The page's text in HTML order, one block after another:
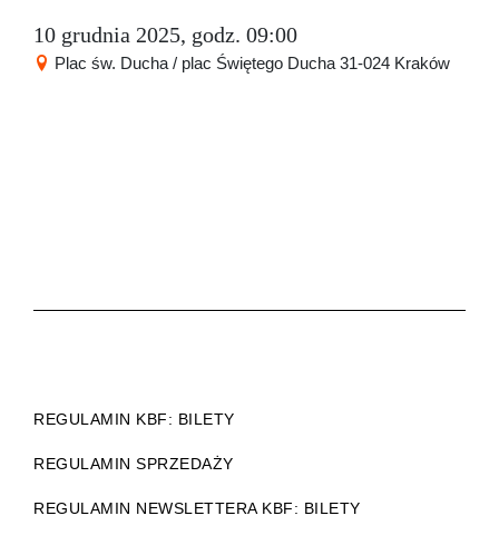
10 grudnia 2025, godz. 09:00
Plac św. Ducha / plac Świętego Ducha 31-024 Kraków
REGULAMIN KBF: BILETY
REGULAMIN SPRZEDAŻY
REGULAMIN NEWSLETTERA KBF: BILETY